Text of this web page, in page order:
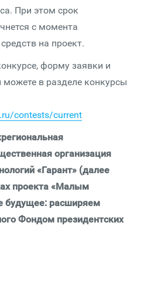
При этом срок
с момента
на проект.
форму заявки и
в разделе конкурсы
contests/current
организация
«Гарант» (далее
проекта «Малым
будущее: расширяем
Фондом президентских